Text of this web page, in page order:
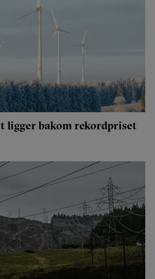
ligger bakom rekordpriset